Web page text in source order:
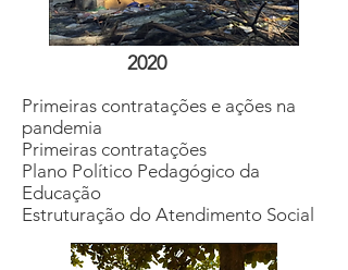
2020
Primeiras contratações e ações na
pandemia
Primeiras contratações
Plano Político Pedagógico da
Educação
Estruturação do Atendimento Social